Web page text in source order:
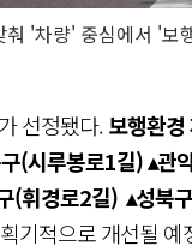
춰 '차량' 중심에서 '
선정됐다.보행환경
(시루봉로1길) ▴관
(휘경로2길) ▴성북
기적으로 개선될 예